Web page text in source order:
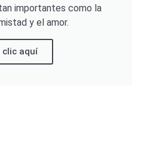
importantes como la
y el amor.
clic aquí